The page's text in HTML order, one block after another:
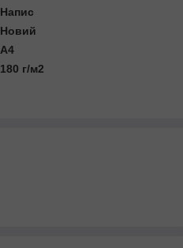
Напис
Новий
А4
180 г/м2